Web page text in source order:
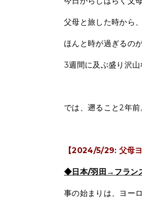
父母と旅した時から
ほんと時が過ぎるの
3週間に及ぶ盛り沢
では、遡ること2年前
【2024/5/29: 父母ヨ
◆日本/羽田→フラン
事の始まりは、ヨー